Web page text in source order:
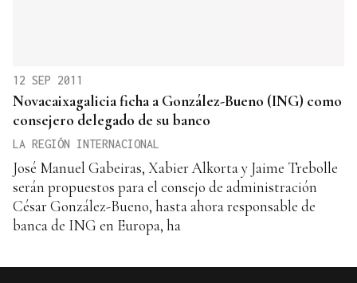
12 SEP 2011
Novacaixagalicia ficha a González-Bueno (ING) como
consejero delegado de su banco
LA REGIÓN INTERNACIONAL
José Manuel Gabeiras, Xabier Alkorta y Jaime Trebolle
serán propuestos para el consejo de administración
César González-Bueno, hasta ahora responsable de
banca de ING en Europa, ha